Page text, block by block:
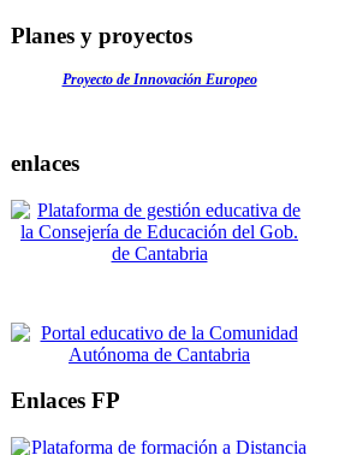
Planes y proyectos
Proyecto de Innovación Europeo
enlaces
Enlaces FP